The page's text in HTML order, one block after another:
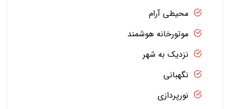
محیطی آرام
موتورخانه هوشمند
نزدیک به شهر
نگهبانی
نورپردازی